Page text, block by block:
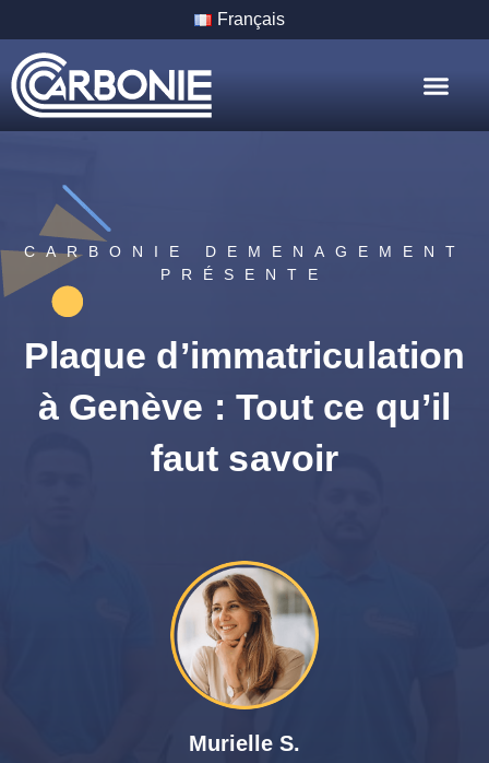
Français
CARBONIE DEMENAGEMENT
PRÉSENTE
Plaque d’immatriculation
à Genève : Tout ce qu’il
faut savoir
Murielle S.